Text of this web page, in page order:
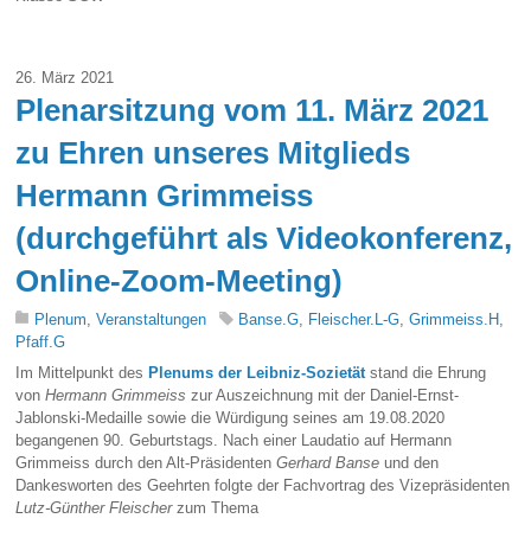
26. März 2021
Plenarsitzung vom 11. März 2021
zu Ehren unseres Mitglieds
Hermann Grimmeiss
(durchgeführt als Videokonferenz,
Online-Zoom-Meeting)
Plenum,Veranstaltungen Banse.G, Fleischer.L-G,Grimmeiss.H ,
Pfaff.G
Im Mittelpunkt des Plenums der Leibniz-Sozietätstand die Ehrung
vonHermann Grimmeiss zur Auszeichnung mit der Daniel-Ernst-
Jablonski-Medaille sowie die Würdigung seines am 19.08.2020
begangenen 90. Geburtstags. Nach einer Laudatio auf Hermann
Grimmeiss durch den Alt-PräsidentenGerhard Banse und den
Dankesworten des Geehrten folgte der Fachvortrag des Vizepräsidenten
Lutz-Günther Fleischerzum Thema